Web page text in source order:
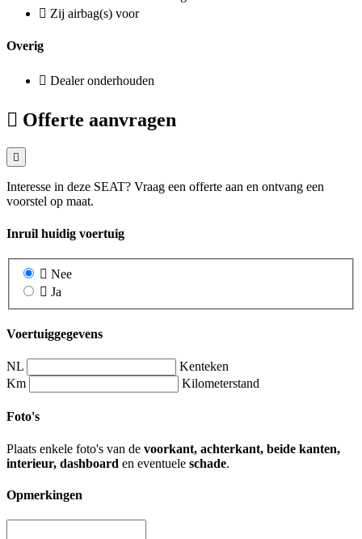
Zij airbag(s) voor
Overig
Dealer onderhouden
Offerte aanvragen
Interesse in deze SEAT? Vraag een offerte aan en ontvang een
voorstel op maat.
Inruil huidig voertuig
Nee
Ja
Voertuiggegevens
NL
Kenteken
Km
Kilometerstand
Foto's
Plaats enkele foto's van de voorkant, achterkant, beide kanten,
interieur, dashboard en eventuele schade.
Opmerkingen